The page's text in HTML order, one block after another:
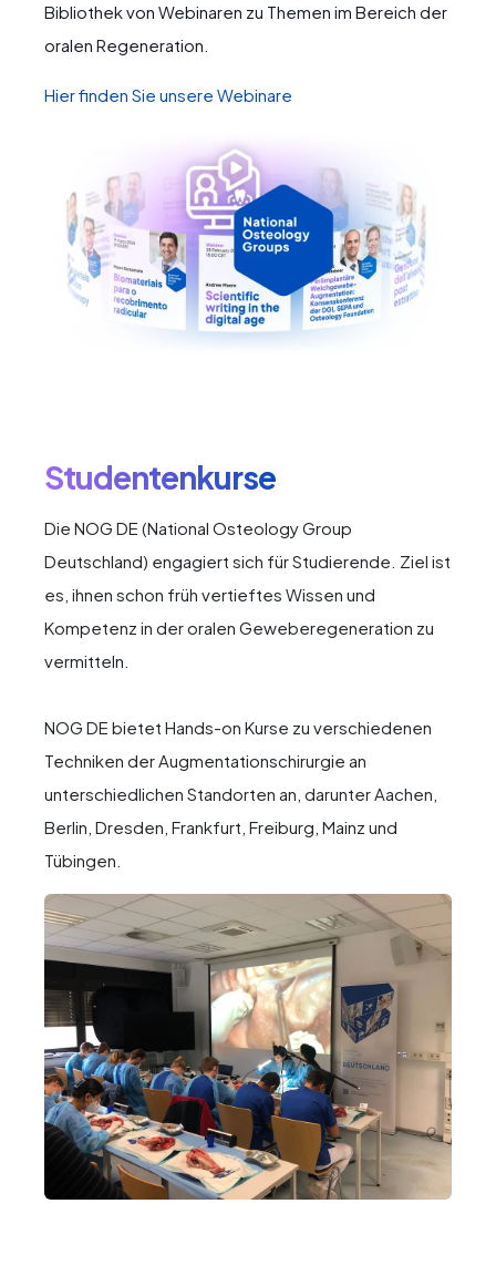
Bibliothek von Webinaren zu Themen im Bereich der
oralen Regeneration.
Hier finden Sie unsere Webinare
Studentenkurse
Die NOG DE (National Osteology Group
Deutschland) engagiert sich für Studierende. Ziel ist
es, ihnen schon früh vertieftes Wissen und
Kompetenz in der oralen Geweberegeneration zu
vermitteln.
NOG DE bietet Hands-on Kurse zu verschiedenen
Techniken der Augmentationschirurgie an
unterschiedlichen Standorten an, darunter Aachen,
Berlin, Dresden, Frankfurt, Freiburg, Mainz und
Tübingen.